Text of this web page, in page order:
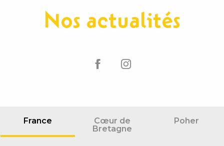
Nos actualités
France
Cœur de
Bretagne
Poher